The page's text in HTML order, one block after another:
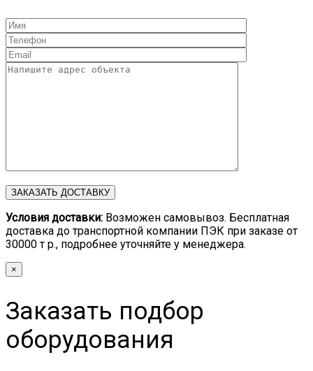
Условия доставки: Возможен самовывоз. Бесплатная
доставка до транспортной компании ПЭК при заказе от
30000 т р., подробнее уточняйте у менеджера.
×
Заказать подбор
оборудования